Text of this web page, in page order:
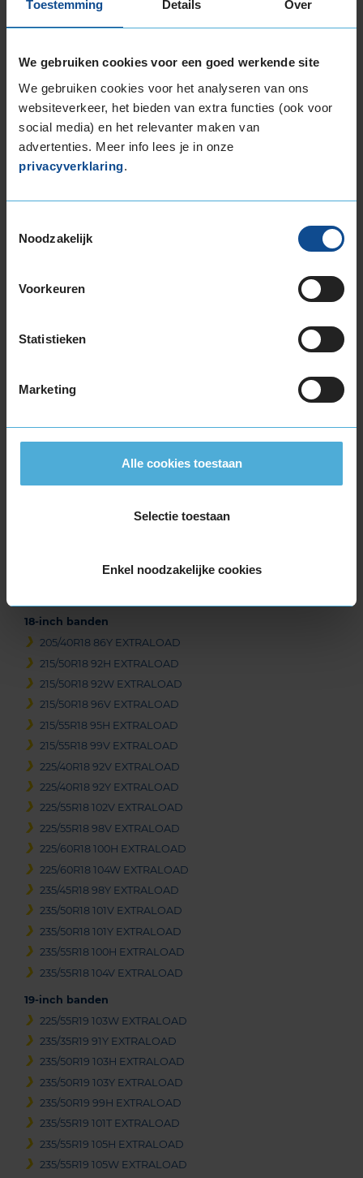
Toestemming Details Over
We gebruiken cookies voor een goed werkende site
We gebruiken cookies voor het analyseren van ons
websiteverkeer, het bieden van extra functies (ook voor
social media) en het relevanter maken van
advertenties. Meer info lees je in onze
privacyverklaring.
Noodzakelijk
Voorkeuren
Statistieken
Marketing
Alle cookies toestaan
Selectie toestaan
Enkel noodzakelijke cookies
Per band € 40,-
Montage
Ventiel of TPMS service
Item
of
16-inch banden
205/55R16 91V EXTRALOAD
205/55R16 94V EXTRALOAD
225/45R17 94W EXTRALOAD
18-inch banden
205/40R18 86Y EXTRALOAD
215/50R18 92H EXTRALOAD
215/50R18 92W EXTRALOAD
215/50R18 96V EXTRALOAD
215/55R18 95H EXTRALOAD
215/55R18 99V EXTRALOAD
225/40R18 92V EXTRALOAD
225/40R18 92Y EXTRALOAD
225/55R18 102V EXTRALOAD
225/55R18 98V EXTRALOAD
225/60R18 100H EXTRALOAD
225/60R18 104W EXTRALOAD
235/45R18 98Y EXTRALOAD
235/50R18 101V EXTRALOAD
235/50R18 101Y EXTRALOAD
235/55R18 100H EXTRALOAD
235/55R18 104V EXTRALOAD
19-inch banden
225/55R19 103W EXTRALOAD
235/35R19 91Y EXTRALOAD
235/50R19 103H EXTRALOAD
235/50R19 103Y EXTRALOAD
235/50R19 99H EXTRALOAD
235/55R19 101T EXTRALOAD
235/55R19 105H EXTRALOAD
235/55R19 105W EXTRALOAD